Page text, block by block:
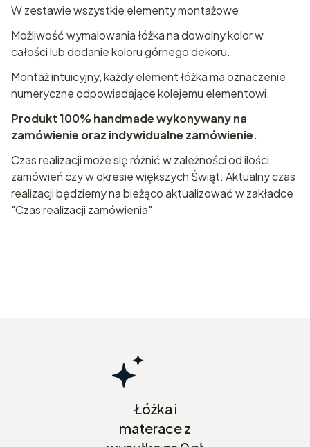
W zestawie wszystkie elementy montażowe
Możliwość wymalowania łóżka na dowolny kolor w
całości lub dodanie koloru górnego dekoru.
Montaż intuicyjny, każdy element łóżka ma oznaczenie
numeryczne odpowiadające kolejemu elementowi.
Produkt 100% handmade wykonywany na
zamówienie oraz indywidualne zamówienie.
Czas realizacji może się różnić w zależności od ilości
zamówień czy w okresie większych Świąt. Aktualny czas
realizacji będziemy na bieżąco aktualizować w zakładce
"Czas realizacji zamówienia"
Łóżka i
materace z